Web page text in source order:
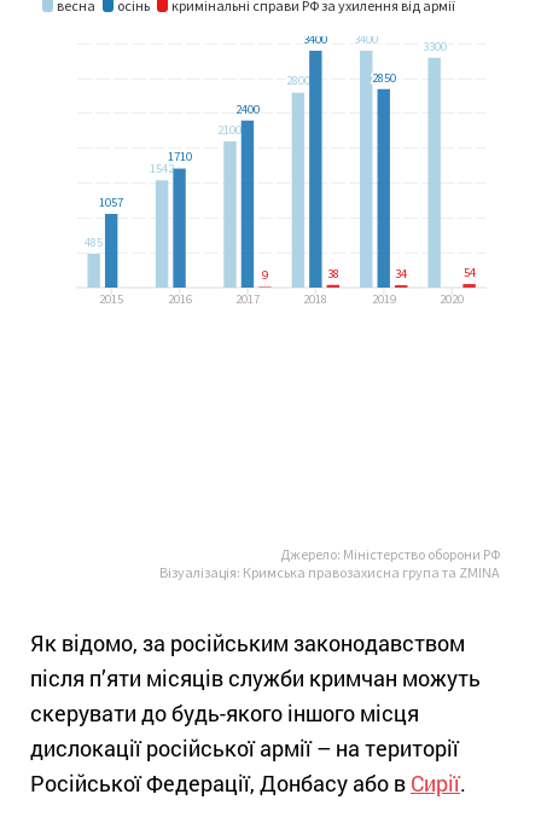
Як відомо, за російським законодавством
після п’яти місяців служби кримчан можуть
скерувати до будь-якого іншого місця
дислокації російської армії – на території
Російської Федерації, Донбасу або в Сирії.